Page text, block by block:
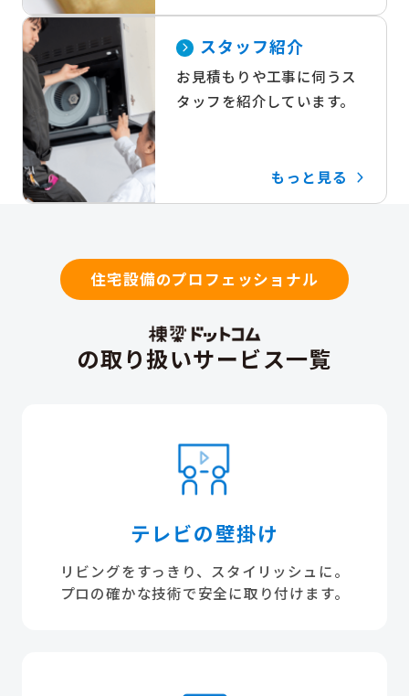
スタッフ紹介
お見積もりや工事に伺うス
タッフを紹介しています。
もっと見る
住宅設備のプロフェッショナル
の取り扱いサービス一覧
テレビの壁掛け
リビングをすっきり、スタイリッシュに。
プロの確かな技術で安全に取り付けます。